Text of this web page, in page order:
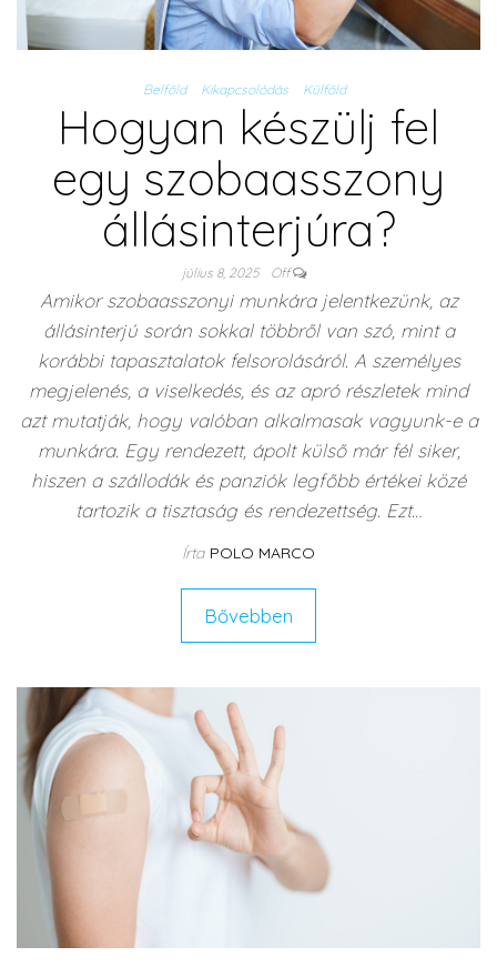
Belföld Kikapcsolódás Külföld
Hogyan készülj fel
egy szobaasszony
állásinterjúra?
július 8, 2025 Off
Amikor szobaasszonyi munkára jelentkezünk, az
állásinterjú során sokkal többről van szó, mint a
korábbi tapasztalatok felsorolásáról. A személyes
megjelenés, a viselkedés, és az apró részletek mind
azt mutatják, hogy valóban alkalmasak vagyunk-e a
munkára. Egy rendezett, ápolt külső már fél siker,
hiszen a szállodák és panziók legfőbb értékei közé
tartozik a tisztaság és rendezettség. Ezt…
Írta POLO MARCO
Bővebben